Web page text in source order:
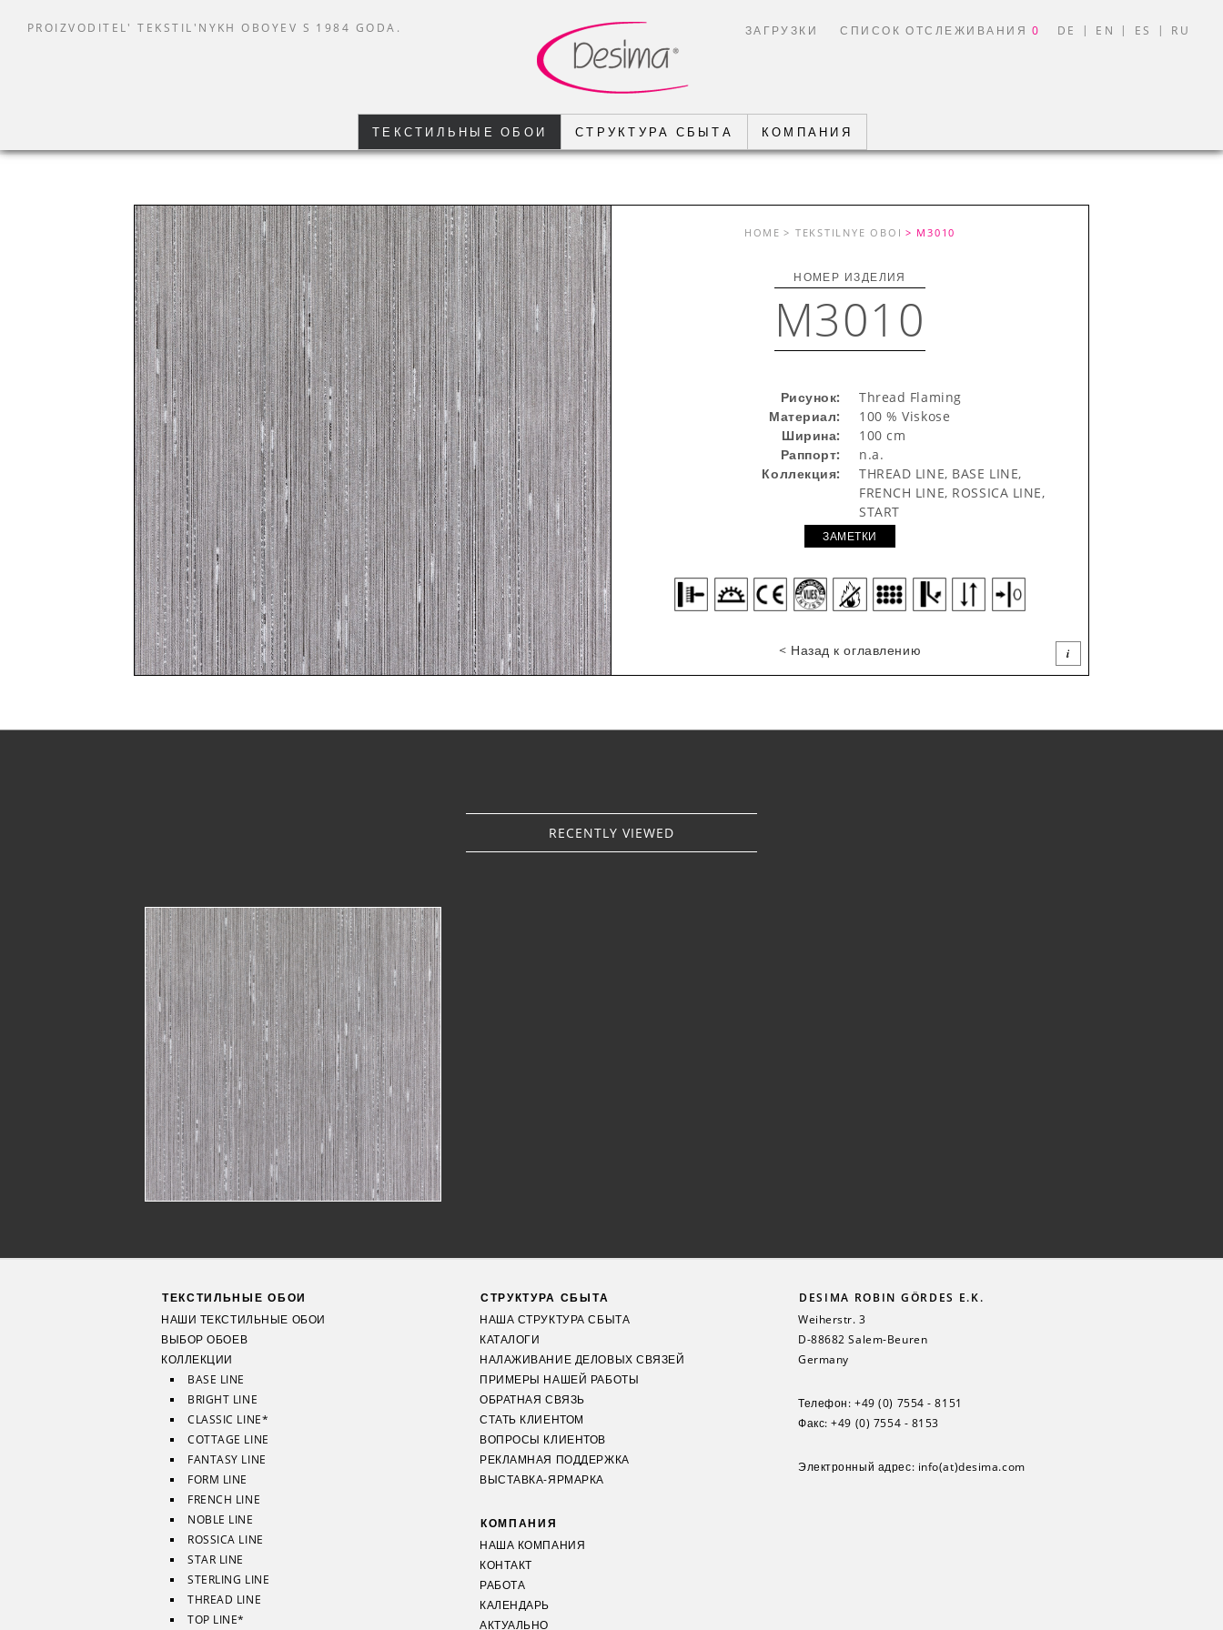
PROIZVODITEL' TEKSTIL'NYKH OBOYEV S 1984 GODA. ЗАГРУЗКИ СПИСОК ОТСЛЕЖИВАНИЯ0 DE | EN | ES | RU
ТЕКСТИЛЬНЫЕ ОБОИ СТРУКТУРА СБЫТА КОМПАНИЯ
HOME > TEKSTILNYE OBOI > M3010
НОМЕР ИЗДЕЛИЯ
M3010
Рисунок:
Thread Flaming
Материал:
100 % Viskose
Ширина:
100 cm
Раппорт:
n.a.
Коллекция:
THREAD LINE, BASE LINE,
FRENCH LINE, ROSSICA LINE,
START
ЗАМЕТКИ
< Назад к оглавлению i
RECENTLY VIEWED
ТЕКСТИЛЬНЫЕ ОБОИ
НАШИ ТЕКСТИЛЬНЫЕ ОБОИ
ВЫБОР ОБОЕВ
КОЛЛЕКЦИИ
BASE LINE
BRIGHT LINE
CLASSIC LINE*
COTTAGE LINE
FANTASY LINE
FORM LINE
FRENCH LINE
NOBLE LINE
ROSSICA LINE
STAR LINE
STERLING LINE
THREAD LINE
TOP LINE*
СТРУКТУРА СБЫТА
НАША СТРУКТУРА СБЫТА
КАТАЛОГИ
НАЛАЖИВАНИЕ ДЕЛОВЫХ СВЯЗЕЙ
ПРИМЕРЫ НАШЕЙ РАБОТЫ
ОБРАТНАЯ СВЯЗЬ
СТАТЬ КЛИЕНТОМ
ВОПРОСЫ КЛИЕНТОВ
РЕКЛАМНАЯ ПОДДЕРЖКА
ВЫСТАВКА-ЯРМАРКА
КОМПАНИЯ
НАША КОМПАНИЯ
КОНТАКТ
РАБОТА
КАЛЕНДАРЬ
АКТУАЛЬНО
DESIMA ROBIN GÖRDES E.K.
Weiherstr. 3
D-88682 Salem-Beuren
Germany
Телефон:+49 (0) 7554 - 8151
Факс: +49 (0) 7554 - 8153
Электронный адрес: info(at)desima.com